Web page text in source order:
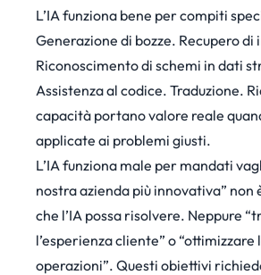
L’IA funziona bene per compiti
Generazione di bozze. Recupero
Riconoscimento di schemi in dati
Assistenza al codice. Traduzione.
capacità portano valore reale
applicate ai problemi giusti.
L’IA funziona male per mandati
nostra azienda più innovativa” non
che l’IA possa risolvere. Neppure
l’esperienza cliente” o “ottimizzare
operazioni”. Questi obiettivi